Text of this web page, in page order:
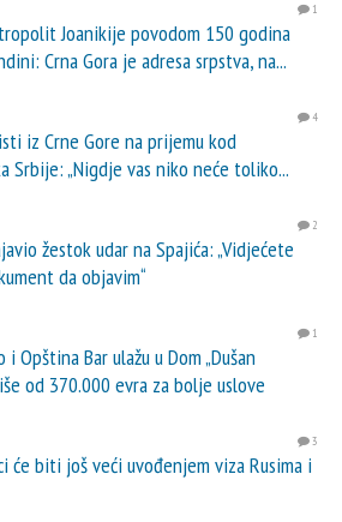
1
Joanikije povodom 150 godina
Crna Gora je adresa srpstva, na...
4
iz Crne Gore na prijemu kod
Srbije: „Nigdje vas niko neće toliko...
2
žestok udar na Spajića: „Vidjećete
da objavim“
1
Opština Bar ulažu u Dom „Dušan
od 370.000 evra za bolje uslove
3
će biti još veći uvođenjem viza Rusima i